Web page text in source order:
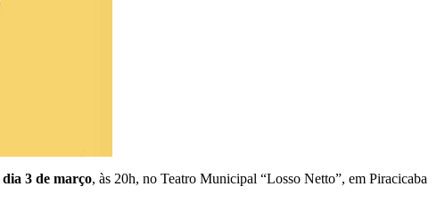
dia 3 de março, às 20h, no Teatro Municipal “Losso Netto”, em Piracicaba